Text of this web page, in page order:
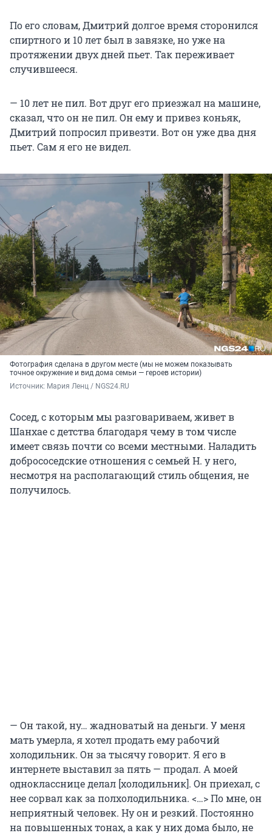
По его словам, Дмитрий долгое время сторонился
спиртного и 10 лет был в завязке, но уже на
протяжении двух дней пьет. Так переживает
случившееся.
— 10 лет не пил. Вот друг его приезжал на машине,
сказал, что он не пил. Он ему и привез коньяк,
Дмитрий попросил привезти. Вот он уже два дня
пьет. Сам я его не видел.
Фотография сделана в другом месте (мы не можем показывать
точное окружение и вид дома семьи — героев истории)
Источник: Мария Ленц / NGS24.RU
Сосед, с которым мы разговариваем, живет в
Шанхае с детства благодаря чему в том числе
имеет связь почти со всеми местными. Наладить
добрососедские отношения с семьей Н. у него,
несмотря на располагающий стиль общения, не
получилось.
— Он такой, ну… жадноватый на деньги. У меня
мать умерла, я хотел продать ему рабочий
холодильник. Он за тысячу говорит. Я его в
интернете выставил за пять — продал. А моей
однокласснице делал [холодильник]. Он приехал, с
нее сорвал как за полхолодильника. <…> По мне, он
неприятный человек. Ну он и резкий. Постоянно
на повышенных тонах, а как у них дома было, не